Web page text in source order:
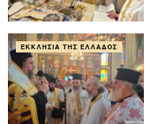
ΕΚΚΛΗΣΊΑ ΤΗΣ ΕΛΛΆΔΟΣ